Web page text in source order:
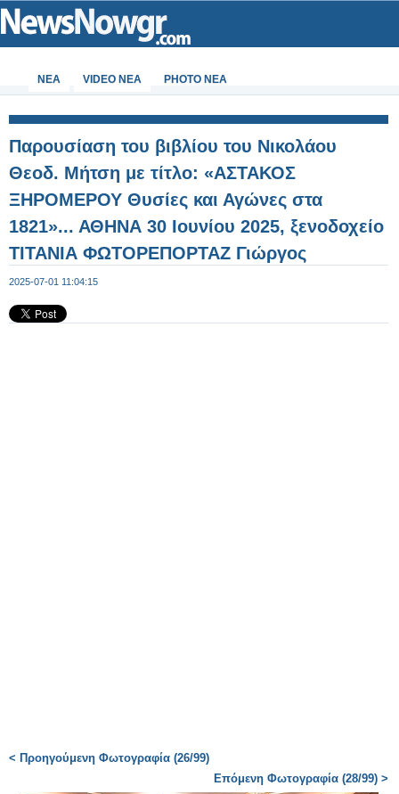
ΝΕΑ VIDEO NEA PHOTO NEA
Παρουσίαση του βιβλίου του Νικολάου
Θεοδ. Μήτση με τίτλο: «ΑΣΤΑΚΟΣ
ΞΗΡΟΜΕΡΟΥ Θυσίες και Αγώνες στα
1821»... ΑΘΗΝΑ 30 Ιουνίου 2025, ξενοδοχείο
ΤΙΤΑΝΙΑ ΦΩΤΟΡΕΠΟΡΤΑΖ Γιώργος
Κουβέλης - Φωτογραφία 27 από 99
2025-07-01 11:04:15
< Προηγούμενη Φωτογραφία (26/99)
Επόμενη Φωτογραφία (28/99) >